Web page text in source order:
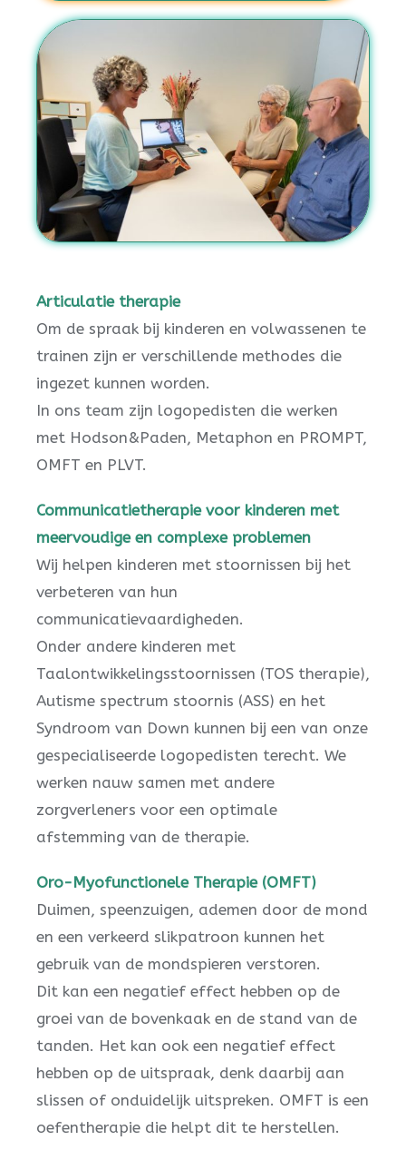
Articulatie therapie
Om de spraak bij kinderen en volwassenen te
trainen zijn er verschillende methodes die
ingezet kunnen worden.
In ons team zijn logopedisten die werken
met Hodson&Paden, Metaphon en PROMPT,
OMFT en PLVT.
Communicatietherapie voor kinderen met
meervoudige en complexe problemen
Wij helpen kinderen met stoornissen bij het
verbeteren van hun
communicatievaardigheden.
Onder andere kinderen met
Taalontwikkelingsstoornissen (TOS therapie),
Autisme spectrum stoornis (ASS) en het
Syndroom van Down kunnen bij een van onze
gespecialiseerde logopedisten terecht. We
werken nauw samen met andere
zorgverleners voor een optimale
afstemming van de therapie.
Oro-Myofunctionele Therapie (OMFT)
Duimen, speenzuigen, ademen door de mond
en een verkeerd slikpatroon kunnen het
gebruik van de mondspieren verstoren.
Dit kan een negatief effect hebben op de
groei van de bovenkaak en de stand van de
tanden. Het kan ook een negatief effect
hebben op de uitspraak, denk daarbij aan
slissen of onduidelijk uitspreken. OMFT is een
oefentherapie die helpt dit te herstellen.